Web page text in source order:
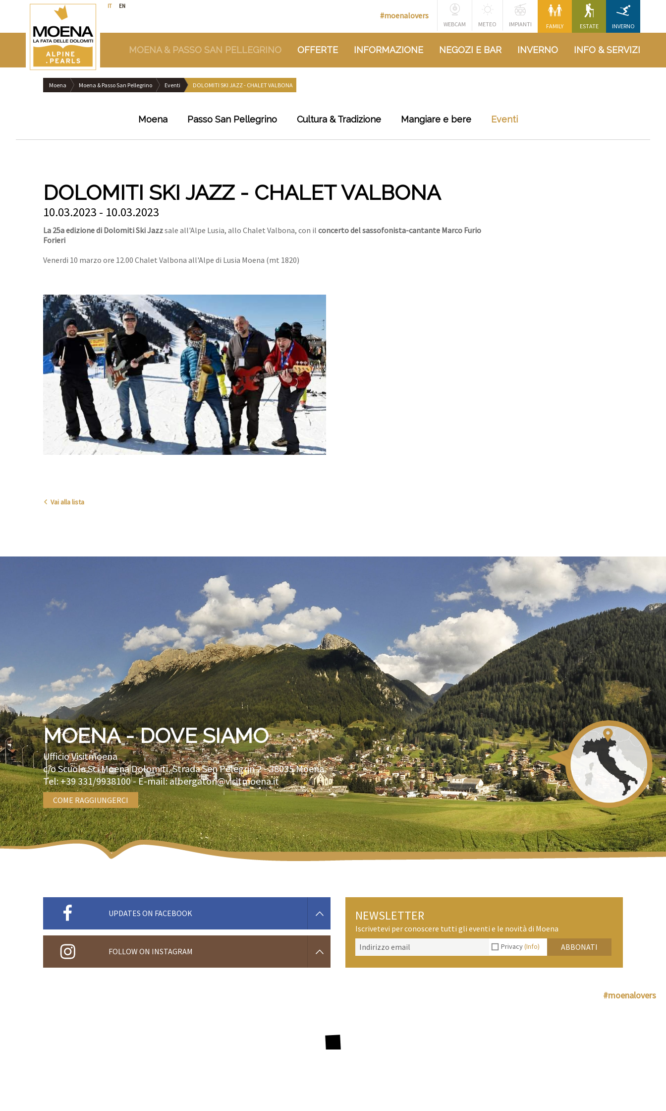
IT EN
FAMILY ESTATE INVERNO
WEBCAM METEO IMPIANTI
#moenalovers
MOENA & PASSO SAN PELLEGRINO OFFERTE INFORMAZIONE NEGOZI E BAR INVERNO INFO & SERVIZI
Moena Moena & Passo San Pellegrino Eventi DOLOMITI SKI JAZZ - CHALET VALBONA
Moena Passo San Pellegrino Cultura & Tradizione Mangiare e bere Eventi
DOLOMITI SKI JAZZ - CHALET VALBONA
10.03.2023 - 10.03.2023
La 25a edizione di Dolomiti Ski Jazzsale all'Alpe Lusia, allo Chalet Valbona, con il concerto del sassofonista-cantante Marco Furio
Forieri
Venerdi 10 marzo ore 12.00 Chalet Valbona all'Alpe di Lusia Moena (mt 1820)
Vai alla lista
MOENA - DOVE SIAMO
Ufficio Visitmoena
c/o Scuola Sci Moena Dolomiti, Strada Sen Pelegrin 2 -38035Moena
Tel:+39 331/9938100- E-mail:albergatori@visitmoena.it
COME RAGGIUNGERCI
UPDATES ON FACEBOOK
FOLLOW ON INSTAGRAM
NEWSLETTER
Iscrivetevi per conoscere tutti gli eventi e le novità di Moena
Privacy(Info) ABBONATI
#moenalovers